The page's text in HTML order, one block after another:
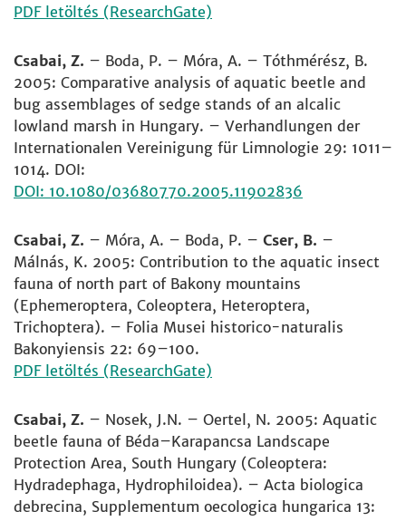
PDF letöltés (ResearchGate)
Csabai, Z. – Boda, P. – Móra, A. – Tóthmérész, B.
2005: Comparative analysis of aquatic beetle and
bug assemblages of sedge stands of an alcalic
lowland marsh in Hungary. – Verhandlungen der
Internationalen Vereinigung für Limnologie 29: 1011–
1014. DOI:
DOI: 10.1080/03680770.2005.11902836
Csabai, Z. – Móra, A. – Boda, P. – Cser, B. –
Málnás, K. 2005: Contribution to the aquatic insect
fauna of north part of Bakony mountains
(Ephemeroptera, Coleoptera, Heteroptera,
Trichoptera). – Folia Musei historico-naturalis
Bakonyiensis 22: 69–100.
PDF letöltés (ResearchGate)
Csabai, Z. – Nosek, J.N. – Oertel, N. 2005: Aquatic
beetle fauna of Béda–Karapancsa Landscape
Protection Area, South Hungary (Coleoptera:
Hydradephaga, Hydrophiloidea). – Acta biologica
debrecina, Supplementum oecologica hungarica 13: